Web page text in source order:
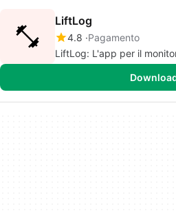
LiftLog
4.8 Pagamento
LiftLog: L'app per il